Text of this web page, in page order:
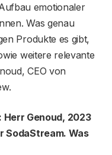
emotionaler
Was genau
Produkte es gibt,
weitere relevante
CEO von
Herr Genoud, 2023
SodaStream. Was